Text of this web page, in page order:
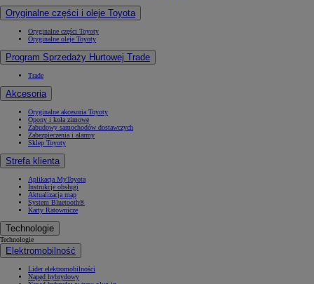
Oryginalne części i oleje Toyota
Oryginalne części Toyoty
Oryginalne oleje Toyoty
Program Sprzedaży Hurtowej Trade
Trade
Akcesoria
Oryginalne akcesoria Toyoty
Opony i koła zimowe
Zabudowy samochodów dostawczych
Zabezpieczenia i alarmy
Sklep Toyoty
Strefa klienta
Aplikacja MyToyota
Instrukcje obsługi
Aktualizacja map
System Bluetooth®
Karty Ratownicze
Technologie
Technologie
Elektromobilność
Lider elektromobilności
Napęd hybrydowy